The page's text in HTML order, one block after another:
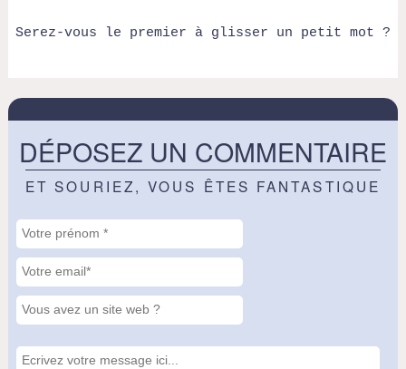
Serez-vous le premier à glisser un petit mot ?
DÉPOSEZ UN COMMENTAIRE
ET SOURIEZ, VOUS ÊTES FANTASTIQUE